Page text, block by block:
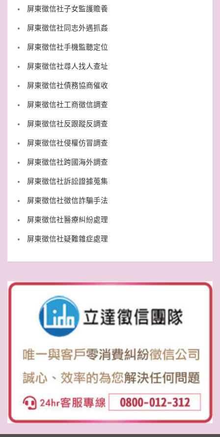
屏東徵信社子女監護贍養
屏東徵信社同志外遇抓姦
屏東徵信社手機監聽定位
屏東徵信社尋人找人查址
屏東徵信社債務協商催收
屏東徵信社工商徵信調查
屏東徵信社反跟蹤反調查
屏東徵信社侵權仿冒調查
屏東徵信社跨國海外調查
屏東徵信社訴訟證據蒐集
屏東徵信社徵信詐騙手法
屏東徵信社醫療糾紛處理
屏東徵信社疑難雜症處理